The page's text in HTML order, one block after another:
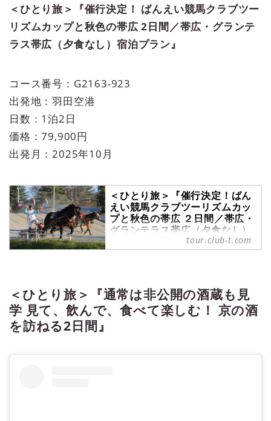
＜ひとり旅＞『催行決定！ ばんえい競馬クラブツー
リズムカップと秋色の帯広 2日間／帯広・グランテ
ラス帯広（夕食なし）宿泊プラン』
コース番号：G2163-923
出発地：羽田空港
日数：1泊2日
価格：79,900円
出発月：2025年10月
＜ひとり旅＞『催行決定！ばん
えい競馬クラブツーリズムカッ
プと秋色の帯広 ２日間／帯広・
グランテラス帯広（夕食なし）
宿泊プラン』｜クラブツーリズ
ム
の帯広 ２日間／帯広・グランテラス
帯広（夕食なし）宿泊プラン』の紹
介をしています。ツアー・旅行のお
tour.club-t.com
＜ひとり旅＞『通常は非公開の酒蔵も見
学 見て、飲んで、食べて楽しむ！ 京の酒
を訪ねる2日間』